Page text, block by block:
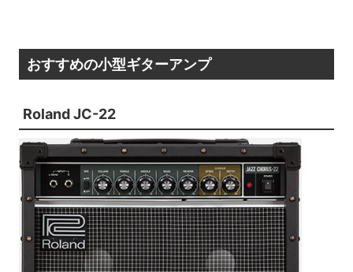
おすすめの小型ギターアンプ
Roland JC-22